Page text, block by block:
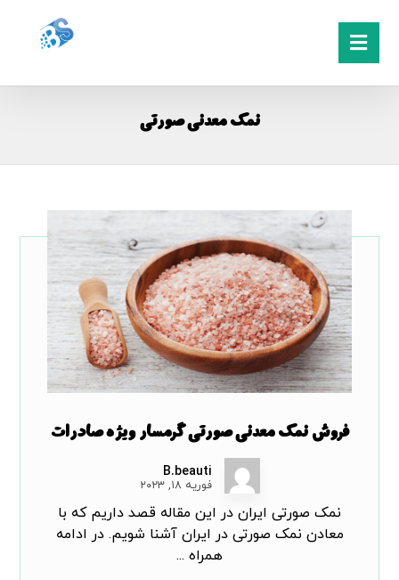
نمک معدنی صورتی
فروش نمک معدنی صورتی گرمسار ویژه صادرات
B.beauti
فوریه ۱۸, ۲۰۲۳
نمک صورتی ایران در این مقاله قصد داریم که با
معادن نمک صورتی در ایران آشنا شویم. در ادامه
همراه ...